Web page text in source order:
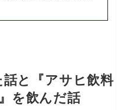
と『アサヒ飲料
を飲んだ話